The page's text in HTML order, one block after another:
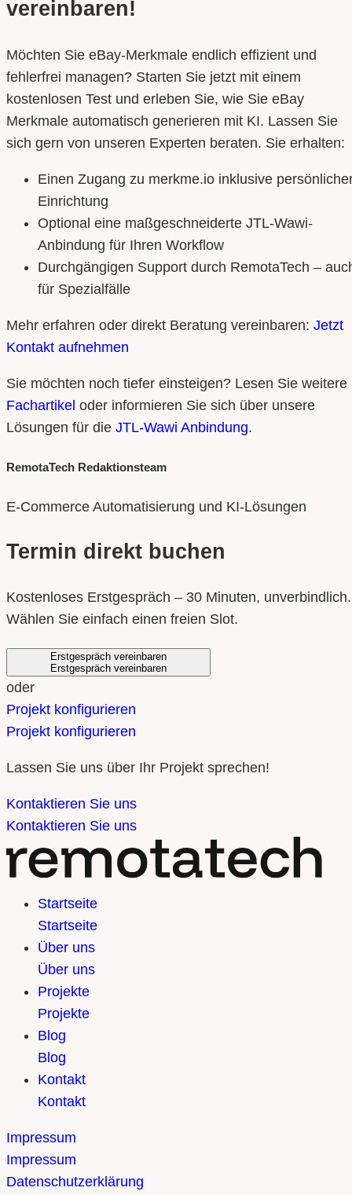
deutschem Recht.
vereinbaren!
Möchten Sie eBay-Merkmale endlich effizient und
fehlerfrei managen? Starten Sie jetzt mit einem
kostenlosen Test und erleben Sie, wie Sie eBay
Merkmale automatisch generieren mit KI. Lassen Sie
sich gern von unseren Experten beraten. Sie erhalten:
Einen Zugang zu merkme.io inklusive
Einrichtung
Optional eine maßgeschneiderte JTL-Wawi-
Anbindung für Ihren Workflow
Durchgängigen Support durch RemotaTech –
für Spezialfälle
Mehr erfahren oder direkt Beratung vereinbaren: Jetzt
Kontakt aufnehmen
Sie möchten noch tiefer einsteigen? Lesen Sie weitere
Fachartikel oder informieren Sie sich über unsere
Lösungen für die JTL-Wawi Anbindung.
RemotaTech Redaktionsteam
E-Commerce Automatisierung und KI-Lösungen
Termin direkt buchen
Kostenloses Erstgespräch – 30 Minuten, unverbindlich.
Wählen Sie einfach einen freien Slot.
Erstgespräch vereinbaren
Erstgespräch vereinbaren
oder
Projekt konfigurieren
Projekt konfigurieren
Lassen Sie uns über Ihr Projekt sprechen!
Kontaktieren Sie uns
Kontaktieren Sie uns
Startseite
Startseite
Über uns
Über uns
Projekte
Projekte
Blog
Blog
Kontakt
Kontakt
Impressum
Impressum
Datenschutzerklärung